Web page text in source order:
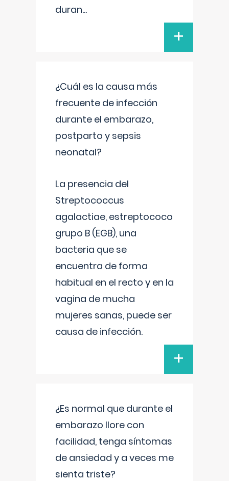
duran...
+
¿Cuál es la causa más
frecuente de infección
durante el embarazo,
postparto y sepsis
neonatal?
La presencia del
Streptococcus
agalactiae, estreptococo
grupo B (EGB), una
bacteria que se
encuentra de forma
habitual en el recto y en la
vagina de mucha
mujeres sanas, puede ser
causa de infección.
+
¿Es normal que durante el
embarazo llore con
facilidad, tenga síntomas
de ansiedad y a veces me
sienta triste?